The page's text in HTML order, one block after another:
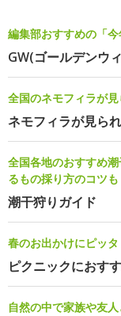
編集部おすすめの「
GW(ゴールデンウ
全国のネモフィラが
ネモフィラが見ら
全国各地のおすすめ
るもの採り方のコツも
潮干狩りガイド
春のお出かけにピッタ
ピクニックにおす
自然の中で家族や友